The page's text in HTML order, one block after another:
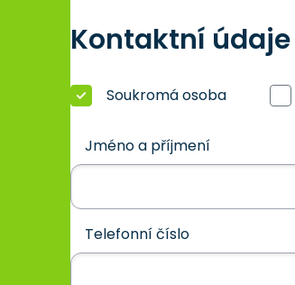
Kontaktní údaje
Soukromá osoba
Jméno a příjmení
Telefonní číslo